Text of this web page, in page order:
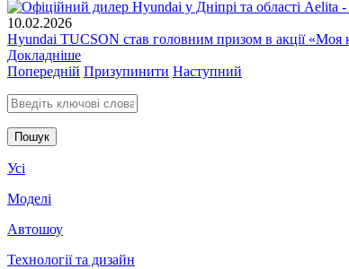
10.02.2026
Hyundai TUCSON став головним призом в акції «Моя
Докладніше
Попередній Призупинити Наступний
Введіть ключові слова для пошуку
Усі
Моделі
Автошоу
Технології та дизайн